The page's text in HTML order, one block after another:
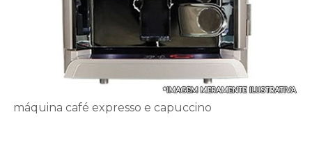
máquina café expresso e capuccino